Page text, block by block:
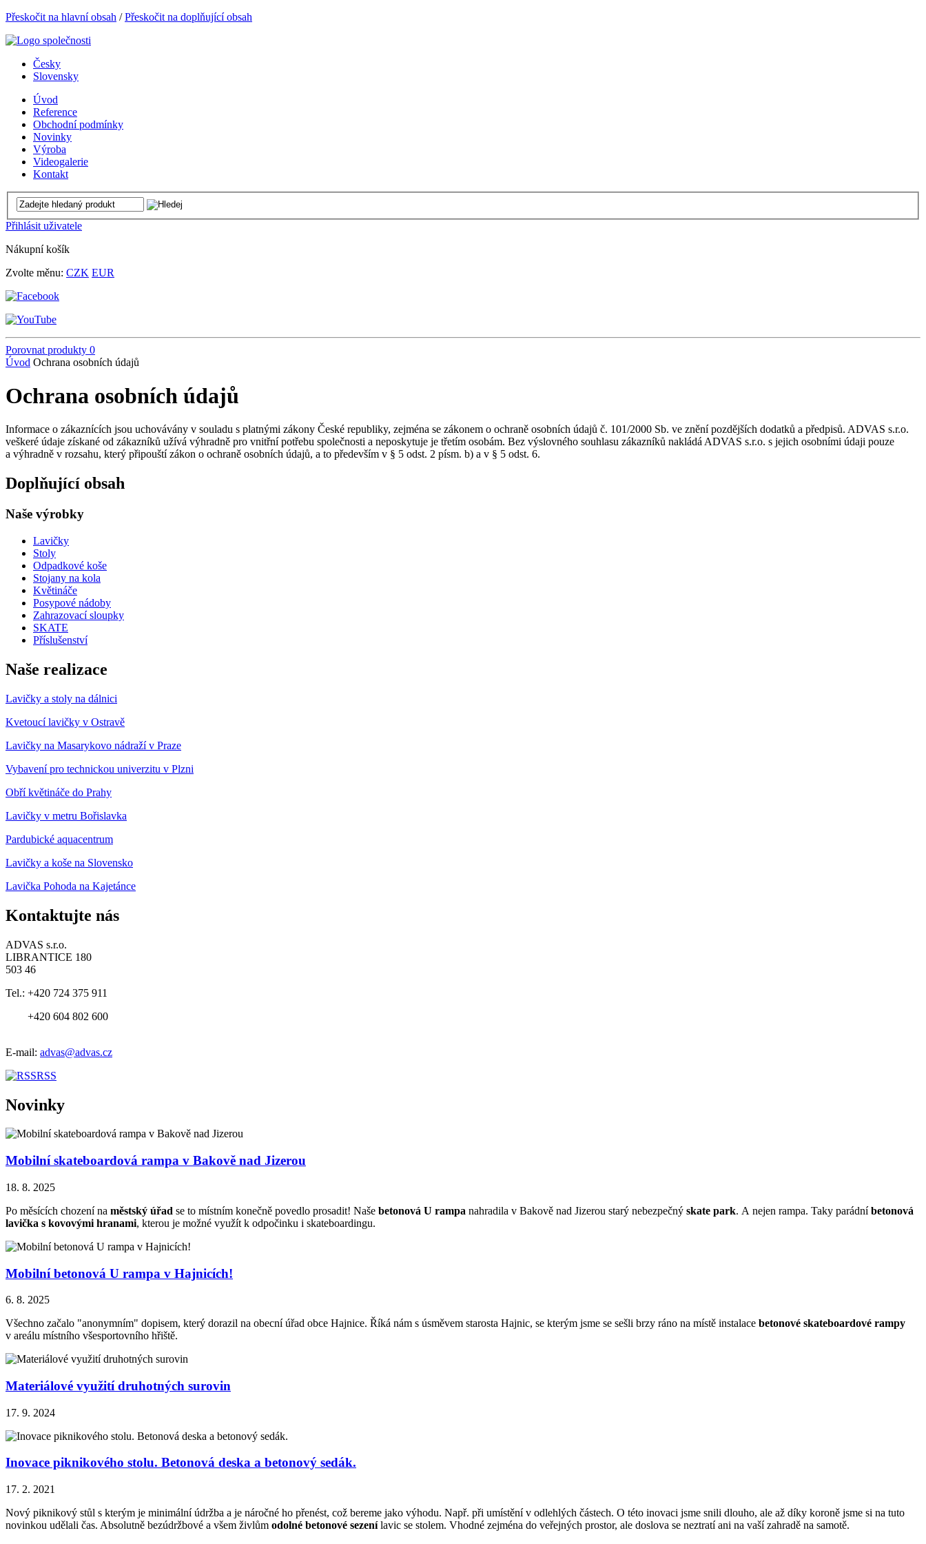
Přeskočit na hlavní obsah /Přeskočit na doplňující obsah
Česky
Slovensky
Úvod
Reference
Obchodní podmínky
Novinky
Výroba
Videogalerie
Kontakt
Přihlásit uživatele
Nákupní košík
Zvolte měnu: CZK EUR
Porovnat produkty 0
Úvod Ochrana osobních údajů
Ochrana osobních údajů
Informace o zákaznících jsou uchovávány v souladu s platnými zákony České republiky, zejména se zákonem o ochraně osobních údajů č. 101/2000 Sb. ve znění pozdějších dodatků a předpisů. ADVAS s.r.o.
veškeré údaje získané od zákazníků užívá výhradně pro vnitřní potřebu společnosti a neposkytuje je třetím osobám. Bez výslovného souhlasu zákazníků nakládá ADVAS s.r.o. s jejich osobními údaji pouze
a výhradně v rozsahu, který připouští zákon o ochraně osobních údajů, a to především v § 5 odst. 2 písm. b) a v § 5 odst. 6.
Doplňující obsah
Naše výrobky
Lavičky
Stoly
Odpadkové koše
Stojany na kola
Květináče
Posypové nádoby
Zahrazovací sloupky
SKATE
Příslušenství
Naše realizace
Lavičky a stoly na dálnici
Kvetoucí lavičky v Ostravě
Lavičky na Masarykovo nádraží v Praze
Vybavení pro technickou univerzitu v Plzni
Obří květináče do Prahy
Lavičky v metru Bořislavka
Pardubické aquacentrum
Lavičky a koše na Slovensko
Lavička Pohoda na Kajetánce
Kontaktujte nás
ADVAS s.r.o.
LIBRANTICE 180
503 46
Tel.: +420 724 375 911
+420 604 802 600
E-mail: advas@advas.cz
RSS
Novinky
Mobilní skateboardová rampa v Bakově nad Jizerou
18. 8. 2025
Po měsících chození na městský úřad se to místním konečně povedlo prosadit! Naše betonová U rampa nahradila v Bakově nad Jizerou starý nebezpečný skate park. A nejen rampa. Taky parádníbetonová
lavička s kovovými hranami, kterou je možné využít k odpočinku i skateboardingu.
Mobilní betonová U rampa v Hajnicích!
6. 8. 2025
Všechno začalo "anonymním" dopisem, který dorazil na obecní úřad obce Hajnice. Říká nám s úsměvem starosta Hajnic, se kterým jsme se sešli brzy ráno na místě instalace betonové skateboardové rampy
v areálu místního všesportovního hřiště.
Materiálové využití druhotných surovin
17. 9. 2024
Inovace piknikového stolu. Betonová deska a betonový sedák.
17. 2. 2021
Nový piknikový stůl s kterým je minimální údržba a je náročné ho přenést, což bereme jako výhodu. Např. při umístění v odlehlých částech. O této inovaci jsme snili dlouho, ale až díky koroně jsme si na tuto
novinkou udělali čas. Absolutně bezúdržbové a všem živlům odolné betonové sezenílavic se stolem. Vhodné zejména do veřejných prostor, ale doslova se neztratí ani na vaší zahradě na samotě.